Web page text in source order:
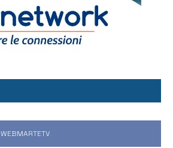
WEBMARTETV